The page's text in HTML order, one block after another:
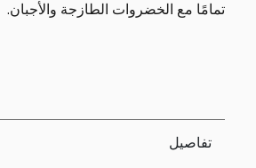
تمامًا مع الخضروات الطازجة والأجبان.
تفاصيل